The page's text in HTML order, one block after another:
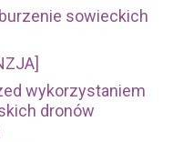
sowieckich
wykorzystaniem
dronów